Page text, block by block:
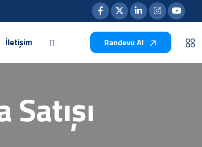
İletişim Randevu Al